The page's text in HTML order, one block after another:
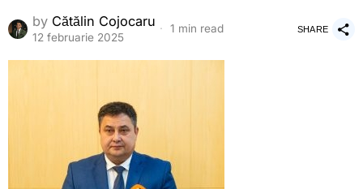
by Cătălin Cojocaru
12 februarie 2025
1 min read SHARE